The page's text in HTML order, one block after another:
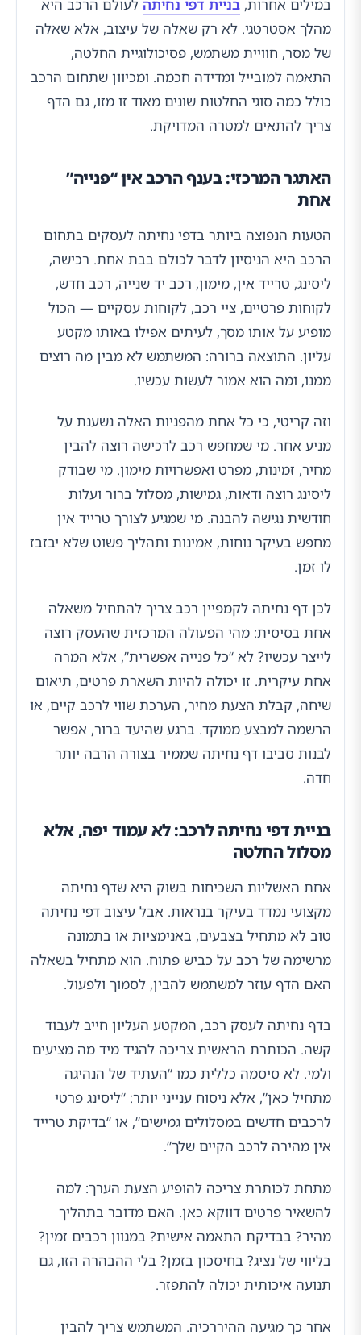
במילים אחרות, בניית דפי נחיתה לעולם הרכב היא
מהלך אסטרטגי. לא רק שאלה של עיצוב, אלא שאלה
של מסר, חוויית משתמש, פסיכולוגיית החלטה,
התאמה למובייל ומדידה חכמה. ומכיוון שתחום הרכב
כולל כמה סוגי החלטות שונים מאוד זו מזו, גם הדף
צריך להתאים למטרה המדויקת.
האתגר המרכזי: בענף הרכב אין “פנייה”
אחת
הטעות הנפוצה ביותר בדפי נחיתה לעסקים בתחום
הרכב היא הניסיון לדבר לכולם בבת אחת. רכישה,
ליסינג, טרייד אין, מימון, רכב יד שנייה, רכב חדש,
לקוחות פרטיים, ציי רכב, לקוחות עסקיים — הכול
מופיע על אותו מסך, לעיתים אפילו באותו מקטע
עליון. התוצאה ברורה: המשתמש לא מבין מה רוצים
ממנו, ומה הוא אמור לעשות עכשיו.
וזה קריטי, כי כל אחת מהפניות האלה נשענת על
מניע אחר. מי שמחפש רכב לרכישה רוצה להבין
מחיר, זמינות, מפרט ואפשרויות מימון. מי שבודק
ליסינג רוצה ודאות, גמישות, מסלול ברור ועלות
חודשית נגישה להבנה. מי שמגיע לצורך טרייד אין
מחפש בעיקר נוחות, אמינות ותהליך פשוט שלא יבזבז
לו זמן.
לכן דף נחיתה לקמפיין רכב צריך להתחיל משאלה
אחת בסיסית: מהי הפעולה המרכזית שהעסק רוצה
לייצר עכשיו? לא “כל פנייה אפשרית”, אלא המרה
אחת עיקרית. זו יכולה להיות השארת פרטים, תיאום
שיחה, קבלת הצעת מחיר, הערכת שווי לרכב קיים, או
הרשמה למבצע ממוקד. ברגע שהיעד ברור, אפשר
לבנות סביבו דף נחיתה שממיר בצורה הרבה יותר
חדה.
בניית דפי נחיתה לרכב: לא עמוד יפה, אלא
מסלול החלטה
אחת האשליות השכיחות בשוק היא שדף נחיתה
מקצועי נמדד בעיקר בנראות. אבל עיצוב דפי נחיתה
טוב לא מתחיל בצבעים, באנימציות או בתמונה
מרשימה של רכב על כביש פתוח. הוא מתחיל בשאלה
האם הדף עוזר למשתמש להבין, לסמוך ולפעול.
בדף נחיתה לעסק רכב, המקטע העליון חייב לעבוד
קשה. הכותרת הראשית צריכה להגיד מיד מה מציעים
ולמי. לא סיסמה כללית כמו “העתיד של הנהיגה
מתחיל כאן”, אלא ניסוח ענייני יותר: “ליסינג פרטי
לרכבים חדשים במסלולים גמישים”, או “בדיקת טרייד
אין מהירה לרכב הקיים שלך”.
מתחת לכותרת צריכה להופיע הצעת הערך: למה
להשאיר פרטים דווקא כאן. האם מדובר בתהליך
מהיר? בבדיקת התאמה אישית? במגוון רכבים זמין?
בליווי של נציג? בחיסכון בזמן? בלי ההבהרה הזו, גם
תנועה איכותית יכולה להתפזר.
אחר כך מגיעה ההיררכיה. המשתמש צריך להבין